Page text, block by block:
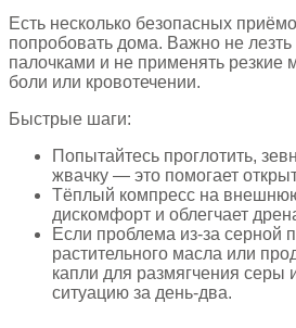
Есть несколько безопасных
попробовать дома. Важно не
палочками и не применять резкие
боли или кровотечении.
Быстрые шаги:
Попытайтесь проглотить,
жвачку — это помогает
Тёплый компресс на
дискомфорт и облегчает
Если проблема из‑за серной
растительного масла или
капли для размягчения серы
ситуацию за день‑два.